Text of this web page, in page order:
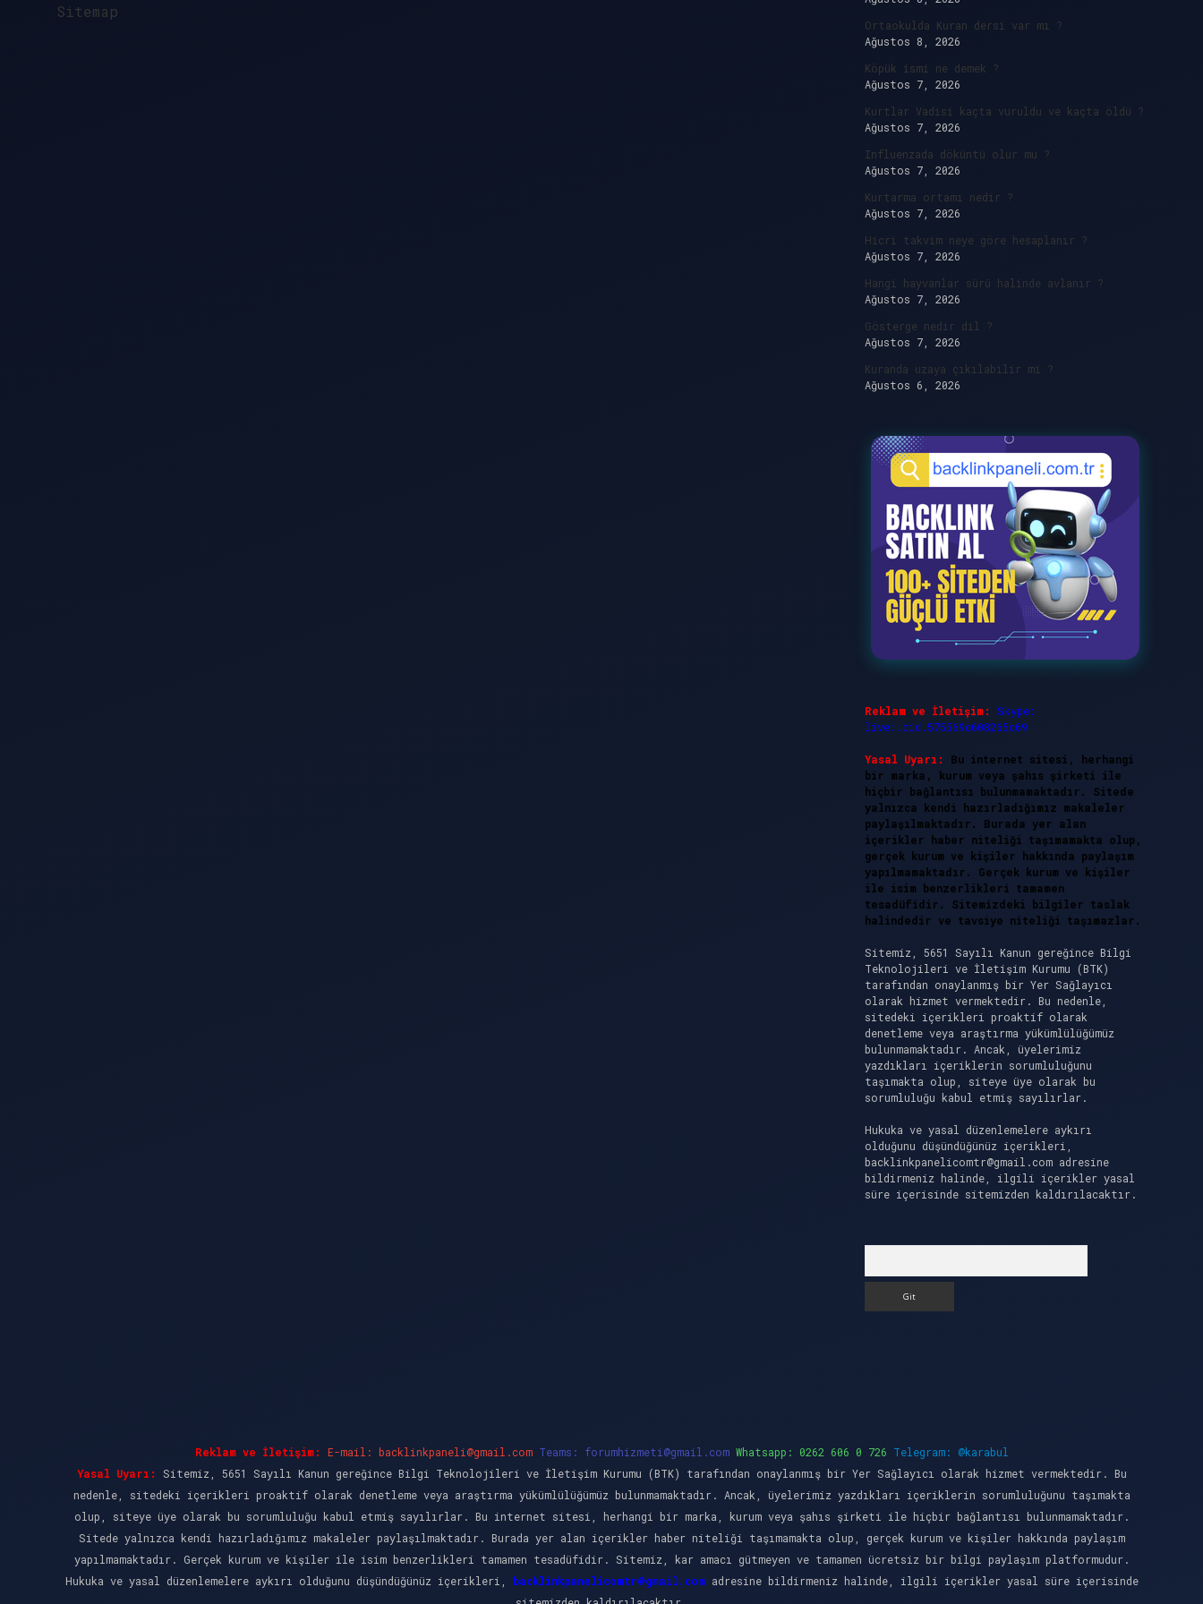
Sitemap
Ortaokulda Kuran dersi var mı ?
Ağustos 8, 2026
Köpük ismi ne demek ?
Ağustos 7, 2026
Kurtlar Vadisi kaçta vuruldu ve kaçta öldü ?
Ağustos 7, 2026
Influenzada döküntü olur mu ?
Ağustos 7, 2026
Kurtarma ortamı nedir ?
Ağustos 7, 2026
Hicri takvim neye göre hesaplanır ?
Ağustos 7, 2026
Hangi hayvanlar sürü halinde avlanır ?
Ağustos 7, 2026
Gösterge nedir dil ?
Ağustos 7, 2026
Kuranda uzaya çıkılabilir mi ?
Ağustos 6, 2026
Reklam ve İletişim:
Skype:
live:.cid.575569c608265c69
Yasal Uyarı:
Bu internet sitesi, herhangi
bir marka, kurum veya şahıs şirketi ile
hiçbir bağlantısı bulunmamaktadır. Sitede
yalnızca kendi hazırladığımız makaleler
paylaşılmaktadır. Burada yer alan
içerikler haber niteliği taşımamakta olup,
gerçek kurum ve kişiler hakkında paylaşım
yapılmamaktadır. Gerçek kurum ve kişiler
ile isim benzerlikleri tamamen
tesadüfidir. Sitemizdeki bilgiler taslak
halindedir ve tavsiye niteliği taşımazlar.
Sitemiz, 5651 Sayılı Kanun gereğince Bilgi
Teknolojileri ve İletişim Kurumu (BTK)
tarafından onaylanmış bir Yer Sağlayıcı
olarak hizmet vermektedir. Bu nedenle,
sitedeki içerikleri proaktif olarak
denetleme veya araştırma yükümlülüğümüz
bulunmamaktadır. Ancak, üyelerimiz
yazdıkları içeriklerin sorumluluğunu
taşımakta olup, siteye üye olarak bu
sorumluluğu kabul etmiş sayılırlar.
Hukuka ve yasal düzenlemelere aykırı
olduğunu düşündüğünüz içerikleri,
backlinkpanelicomtr@gmail.comadresine
bildirmeniz halinde, ilgili içerikler yasal
süre içerisinde sitemizden kaldırılacaktır.
Reklam ve İletişim: E-mail: backlinkpaneli@gmail.com Teams: forumhizmeti@gmail.com Whatsapp: 0262 606 0 726 Telegram: @karabul
Yasal Uyarı:
Sitemiz, 5651 Sayılı Kanun gereğince Bilgi Teknolojileri ve İletişim Kurumu (BTK) tarafından onaylanmış bir Yer Sağlayıcı olarak hizmet vermektedir. Bu
nedenle, sitedeki içerikleri proaktif olarak denetleme veya araştırma yükümlülüğümüz bulunmamaktadır. Ancak, üyelerimiz yazdıkları içeriklerin sorumluluğunu taşımakta
olup, siteye üye olarak bu sorumluluğu kabul etmiş sayılırlar. Bu internet sitesi, herhangi bir marka, kurum veya şahıs şirketi ile hiçbir bağlantısı bulunmamaktadır.
Sitede yalnızca kendi hazırladığımız makaleler paylaşılmaktadır. Burada yer alan içerikler haber niteliği taşımamakta olup, gerçek kurum ve kişiler hakkında paylaşım
yapılmamaktadır. Gerçek kurum ve kişiler ile isim benzerlikleri tamamen tesadüfidir. Sitemiz, kar amacı gütmeyen ve tamamen ücretsiz bir bilgi paylaşım platformudur.
Hukuka ve yasal düzenlemelere aykırı olduğunu düşündüğünüz içerikleri, backlinkpanelicomtr@gmail.comadresine bildirmeniz halinde, ilgili içerikler yasal süre içerisinde